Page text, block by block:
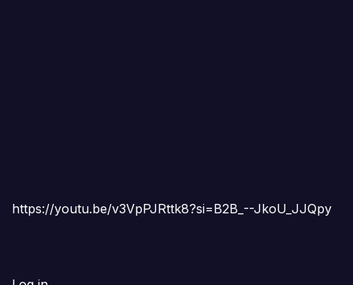
https://youtu.be/v3VpPJRttk8?si=B2B_--JkoU_JJQpy